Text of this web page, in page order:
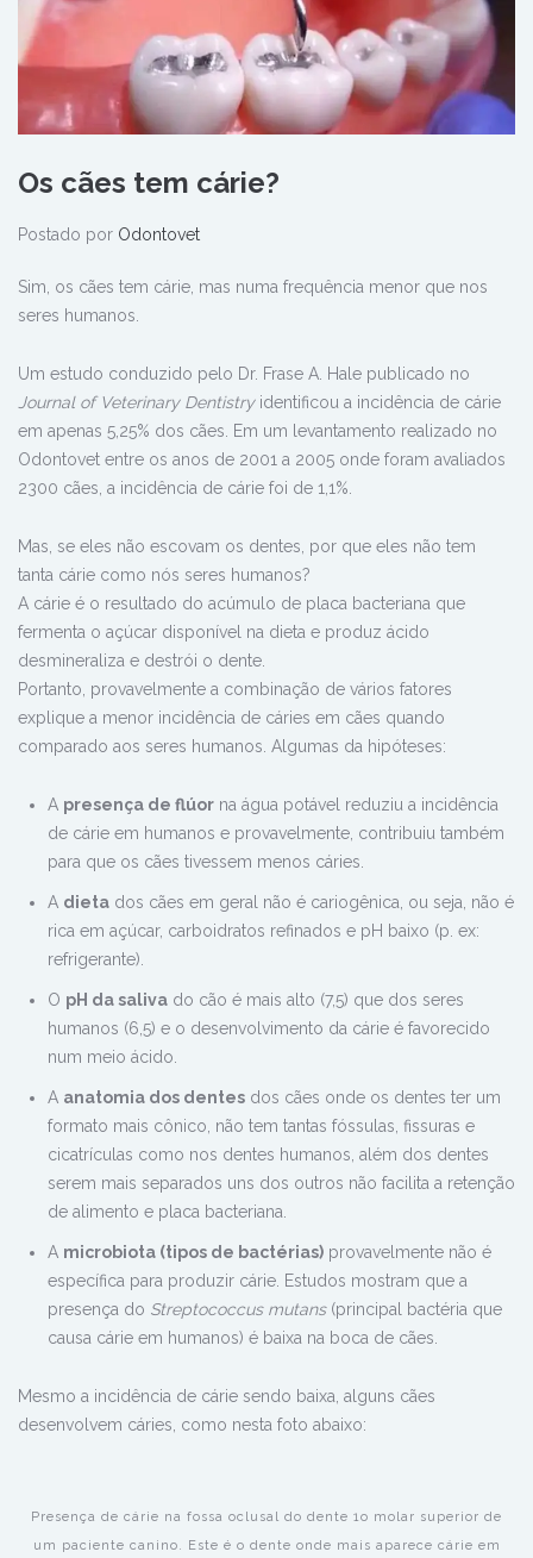
Os cães tem cárie?
Postado por Odontovet
Sim, os cães tem cárie, mas numa frequência menor que nos
seres humanos.
Um estudo conduzido pelo Dr. Frase A. Hale publicado no
Journal of Veterinary Dentistryidentificou a incidência de cárie
em apenas 5,25% dos cães. Em um levantamento realizado no
Odontovet entre os anos de 2001 a 2005 onde foram avaliados
2300 cães, a incidência de cárie foi de 1,1%.
Mas, se eles não escovam os dentes, por que eles não tem
tanta cárie como nós seres humanos?
A cárie é o resultado do acúmulo de placa bacteriana que
fermenta o açúcar disponível na dieta e produz ácido
desmineraliza e destrói o dente.
Portanto, provavelmente a combinação de vários fatores
explique a menor incidência de cáries em cães quando
comparado aos seres humanos. Algumas da hipóteses:
A presença de flúor na água potável reduziu a incidência
de cárie em humanos e provavelmente, contribuiu também
para que os cães tivessem menos cáries.
A dieta dos cães em geral não é cariogênica, ou seja, não é
rica em açúcar, carboidratos refinados e pH baixo (p. ex:
refrigerante).
O pH da saliva do cão é mais alto (7,5) que dos seres
humanos (6,5) e o desenvolvimento da cárie é favorecido
num meio ácido.
A anatomia dos dentes dos cães onde os dentes ter um
formato mais cônico, não tem tantas fóssulas, fissuras e
cicatrículas como nos dentes humanos, além dos dentes
serem mais separados uns dos outros não facilita a retenção
de alimento e placa bacteriana.
A microbiota (tipos de bactérias) provavelmente não é
específica para produzir cárie. Estudos mostram que a
presença do Streptococcus mutans(principal bactéria que
causa cárie em humanos) é baixa na boca de cães.
Mesmo a incidência de cárie sendo baixa, alguns cães
desenvolvem cáries, como nesta foto abaixo:
Presença de cárie na fossa oclusal do dente 1o molar superior de
um paciente canino. Este é o dente onde mais aparece cárie em